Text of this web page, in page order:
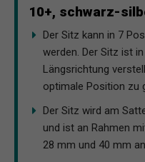
10+, schwarz-
Der Sitz kann in 7
werden. Der Sitz ist
Längsrichtung
optimale Position zu
Der Sitz wird am
und ist an Rahmen
28 mm und 40 mm